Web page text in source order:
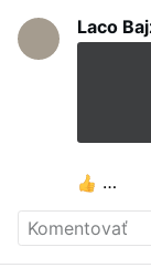
Laco